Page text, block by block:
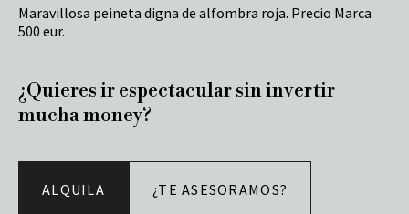
Maravillosa peineta digna de alfombra roja. Precio Marca
500 eur.
¿Quieres ir espectacular sin invertir
mucha money?
ALQUILA ¿TE ASESORAMOS?